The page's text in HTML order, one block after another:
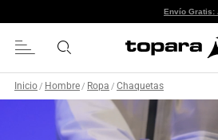
Inicio / Hombre / Ropa / Chaquetas